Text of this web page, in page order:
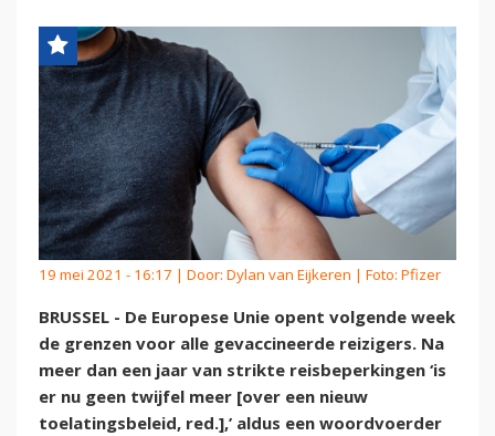
19 mei 2021 - 16:17 | Door: Dylan van Eijkeren | Foto: Pfizer
BRUSSEL - De Europese Unie opent volgende week
de grenzen voor alle gevaccineerde reizigers. Na
meer dan een jaar van strikte reisbeperkingen ‘is
er nu geen twijfel meer [over een nieuw
toelatingsbeleid, red.],’ aldus een woordvoerder